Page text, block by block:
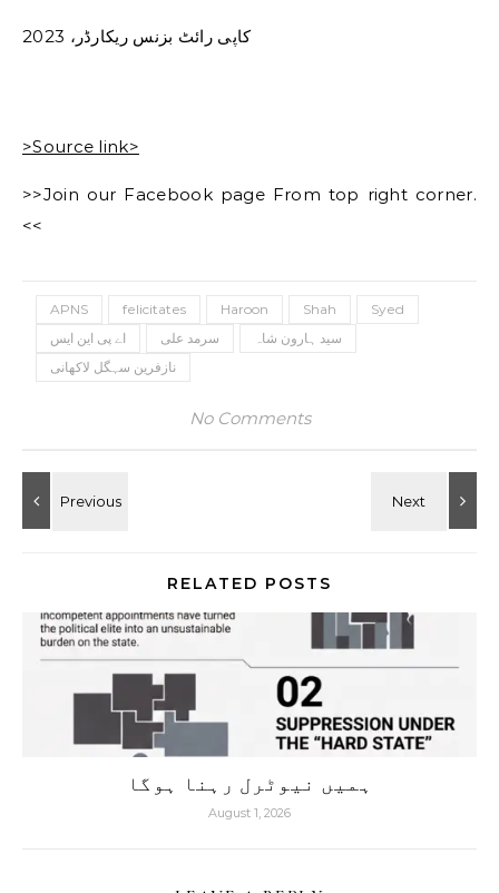
کاپی رائٹ بزنس ریکارڈر، 2023
>Source link>
>>Join our Facebook page From top right corner.
<<
APNS felicitates Haroon Shah
Syed
اے پی این ایس
سرمد علی
سید ہارون شاہ
نازفرین سہگل لاکھانی
No Comments
RELATED POSTS
ہمیں نیوٹرل رہنا ہوگا
August 1, 2026